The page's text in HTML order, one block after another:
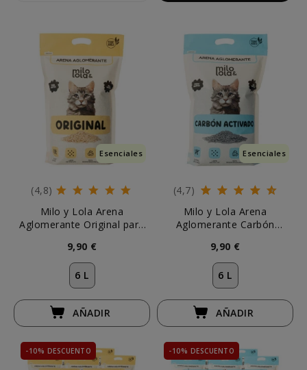
Esenciales
(4,8)
Milo y Lola Arena
Aglomerante Original para
9,90 €
6 L
AÑADIR
Esenciales
(4,7)
Milo y Lola Arena
Aglomerante Carbón
9,90 €
6 L
AÑADIR
-10% DESCUENTO -10% DESCUENTO